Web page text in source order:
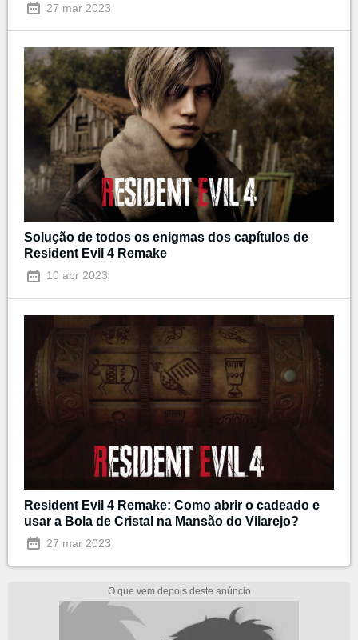
27 mar 2023
Solução de todos os enigmas dos capítulos de
Resident Evil 4 Remake
10 abr 2023
Resident Evil 4 Remake: Como abrir o cadeado e
usar a Bola de Cristal na Mansão do Vilarejo?
27 mar 2023